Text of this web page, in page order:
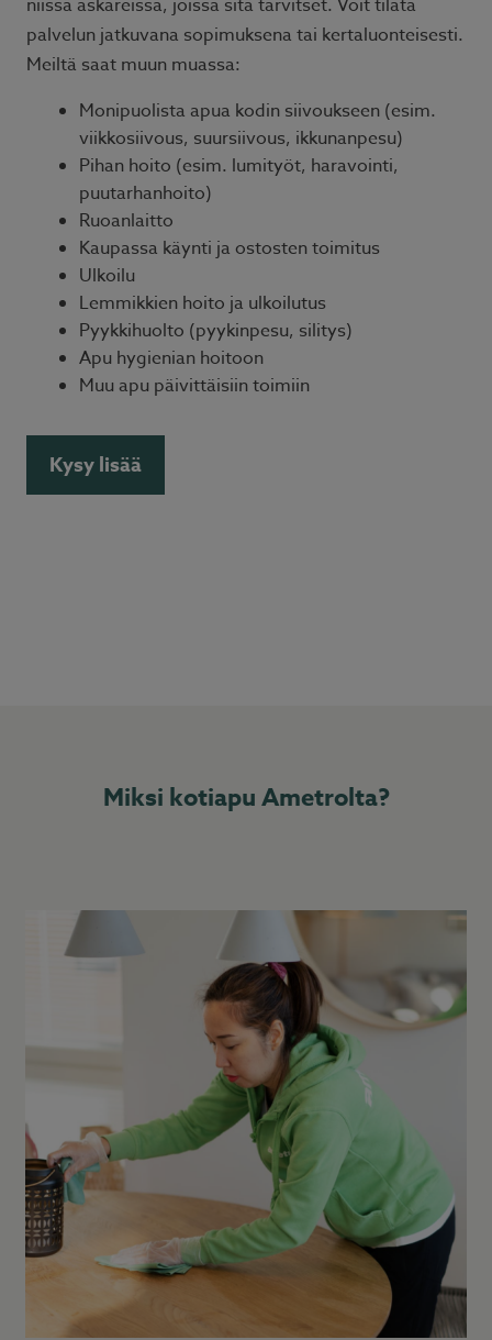
niissä askareissa, joissa sitä tarvitset. Voit tilata
palvelun jatkuvana sopimuksena tai kertaluonteisesti.
Meiltä saat muun muassa:
Monipuolista apua kodin siivoukseen (esim.
viikkosiivous, suursiivous, ikkunanpesu)
Pihan hoito (esim. lumityöt, haravointi,
puutarhanhoito)
Ruoanlaitto
Kaupassa käynti ja ostosten toimitus
Ulkoilu
Lemmikkien hoito ja ulkoilutus
Pyykkihuolto (pyykinpesu, silitys)
Apu hygienian hoitoon
Muu apu päivittäisiin toimiin
Kysy lisää
Miksi kotiapu Ametrolta?